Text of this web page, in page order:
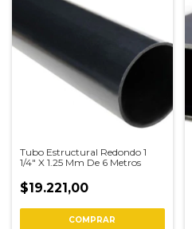
Tubo Estructural Redondo 1
1/4" X 1.25 Mm De 6 Metros
$19.221,00
COMPRAR